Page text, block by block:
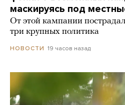
маскируясь под
От этой кампании
три крупных политика
НОВОСТИ 19 часов назад